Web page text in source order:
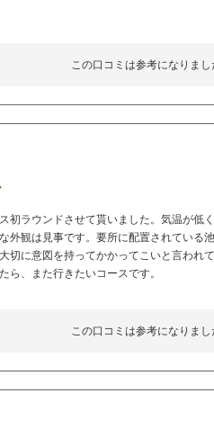
この口コミは参考になりまし
初ラウンドさせて貰いました。気温が低
外観は見事です。要所に配置されている
切に意図を持ってかかってこいと言われ
ら、また行きたいコースです。
この口コミは参考になりまし